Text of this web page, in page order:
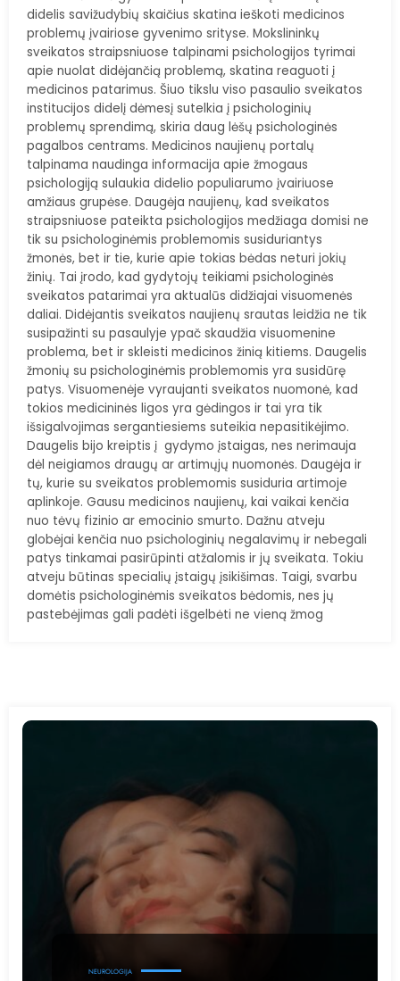
didelis savižudybių skaičius skatina ieškoti medicinos
problemų įvairiose gyvenimo srityse. Mokslininkų
sveikatos straipsniuose talpinami psichologijos tyrimai
apie nuolat didėjančią problemą, skatina reaguoti į
medicinos patarimus. Šiuo tikslu viso pasaulio sveikatos
institucijos didelį dėmesį sutelkia į psichologinių
problemų sprendimą, skiria daug lėšų psichologinės
pagalbos centrams. Medicinos naujienų portalų
talpinama naudinga informacija apie žmogaus
psichologiją sulaukia didelio populiarumo įvairiuose
amžiaus grupėse. Daugėja naujienų, kad sveikatos
straipsniuose pateikta psichologijos medžiaga domisi ne
tik su psichologinėmis problemomis susiduriantys
žmonės, bet ir tie, kurie apie tokias bėdas neturi jokių
žinių. Tai įrodo, kad gydytojų teikiami psichologinės
sveikatos patarimai yra aktualūs didžiajai visuomenės
daliai. Didėjantis sveikatos naujienų srautas leidžia ne tik
susipažinti su pasaulyje ypač skaudžia visuomenine
problema, bet ir skleisti medicinos žinią kitiems. Daugelis
žmonių su psichologinėmis problemomis yra susidūrę
patys. Visuomenėje vyraujanti sveikatos nuomonė, kad
tokios medicininės ligos yra gėdingos ir tai yra tik
išsigalvojimas sergantiesiems suteikia nepasitikėjimo.
Daugelis bijo kreiptis į gydymo įstaigas, nes nerimauja
dėl neigiamos draugų ar artimųjų nuomonės. Daugėja ir
tų, kurie su sveikatos problemomis susiduria artimoje
aplinkoje. Gausu medicinos naujienų, kai vaikai kenčia
nuo tėvų fizinio ar emocinio smurto. Dažnu atveju
globėjai kenčia nuo psichologinių negalavimų ir nebegali
patys tinkamai pasirūpinti atžalomis ir jų sveikata. Tokiu
atveju būtinas specialių įstaigų įsikišimas. Taigi, svarbu
domėtis psichologinėmis sveikatos bėdomis, nes jų
pastebėjimas gali padėti išgelbėti ne vieną žmog
NEUROLOGIJA